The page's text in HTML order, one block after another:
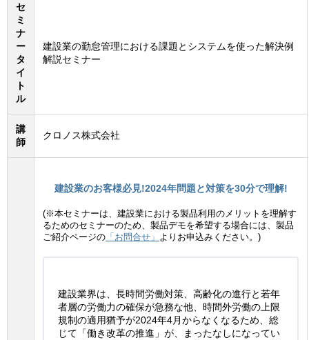
セ
ミ
ナ
ー
タ
イ
ト
ル
建設業の勤怠管理における課題とシステムを使った解決例
解説セミナー
講
師
クロノス株式会社
建設業のお客様必見!2024年問題と対策を30分で理解!
(※本セミナーは、建設業における製品利用のメリットを理解す
るためのセミナーのため、製品デモを希望する場合には、製品
ご紹介ページの 「お問合せ」 よりお申込みください。)
建設業界は、長時間労働対策、高齢化の進行と若年
者層の労働力の確保が急務な他、時間外労働の上限
規制の適用猶予が2024年4月からなくなるため、総
じて「働き改革の推進」が、まったなしになってい